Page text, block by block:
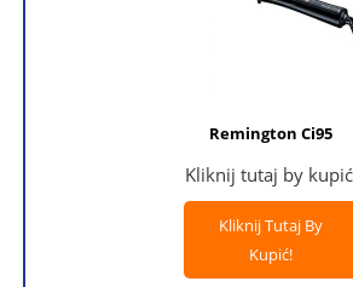
Remington Ci95
Kliknij tutaj by
Kliknij Tutaj By
Kupić!